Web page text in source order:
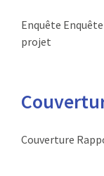
Enquête
projet
Couverture